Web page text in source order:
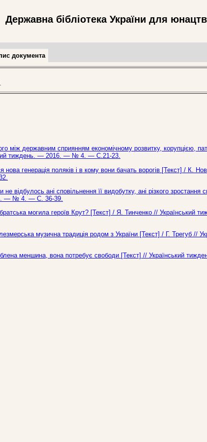
Державна бібліотека України для
документа
між державним сприянням економічному розвитку, корупцією,
тиждень. — 2016. — № 4. — С.21-23.
генерація поляків і в кому вони бачать ворогів [Текст] / К.
ані сповільнення її видобутку, ані різкого зростання
— № 4. — С. 36-39.
могила героїв Крут? [Текст] / Я. Тинченко // Український
музична традиція родом з України [Текст] / Г. Трегуб //
меншина, вона потребує свободи [Текст] // Український